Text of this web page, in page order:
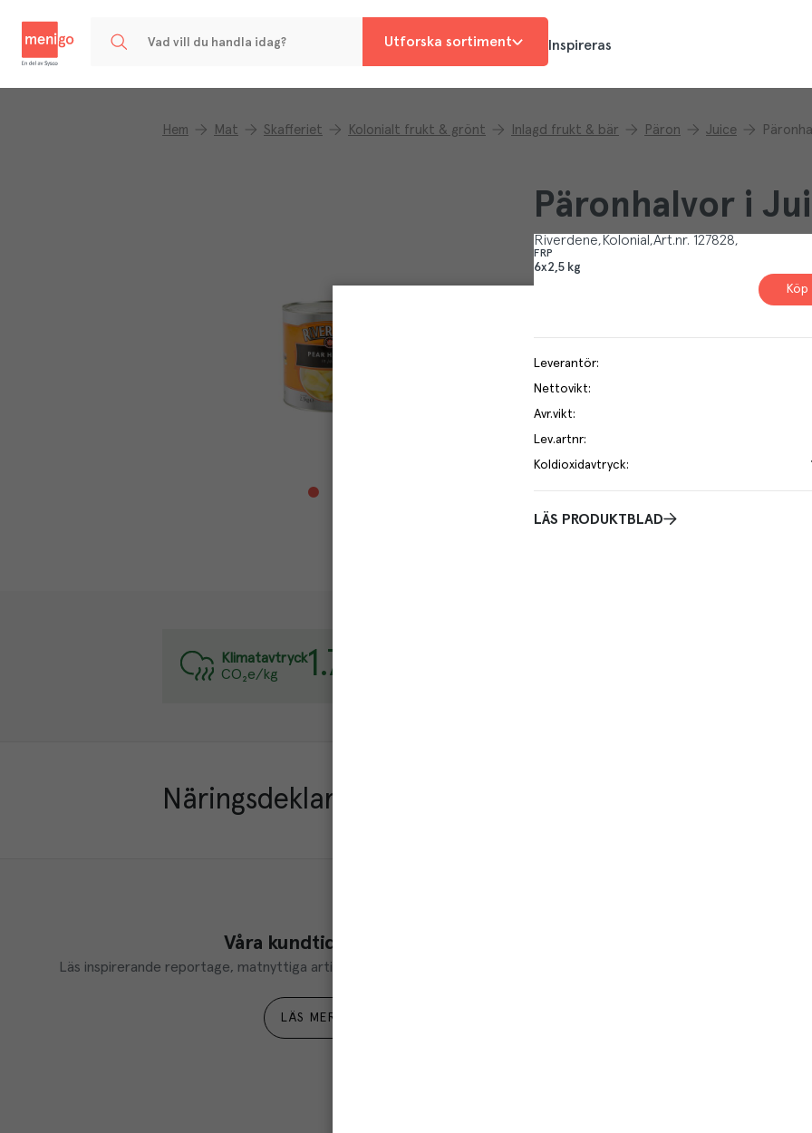
Utforska sortiment Inspireras
Hem Mat Skafferiet Kolonialt frukt & grönt Inlagd frukt & bär Päron Juice
Päronhalvor i
Riverdene Kolonial Art.nr. 127828
FRP
6x2,5 kg
Köp
Leverantör:
Nettovikt:
Avr.vikt:
Lev.artnr:
Koldioxidavtryck:
LÄS PRODUKTBLAD
Klimatavtryck
CO₂e/kg
1.7
Näringsdeklaration
Våra kundtidningar
Läs inspirerande reportage, matnyttiga artiklar och ta del av aktuella kampanjer.
LÄS MER
Du som är Menigo-